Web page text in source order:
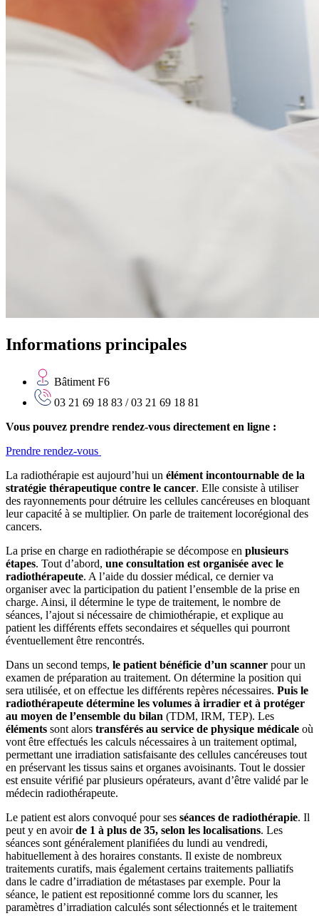
Informations principales
Bâtiment F6
03 21 69 18 83 / 03 21 69 18 81
Vous pouvez prendre rendez-vous directement en ligne :
Prendre rendez-vous
La radiothérapie est aujourd’hui un élément incontournable de la
stratégie thérapeutique contre le cancer. Elle consiste à utiliser
des rayonnements pour détruire les cellules cancéreuses en bloquant
leur capacité à se multiplier. On parle de traitement locorégional des
cancers.
La prise en charge en radiothérapie se décompose en plusieurs
étapes. Tout d’abord, une consultation est organisée avec le
radiothérapeute. A l’aide du dossier médical, ce dernier va
organiser avec la participation du patient l’ensemble de la prise en
charge. Ainsi, il détermine le type de traitement, le nombre de
séances, l’ajout si nécessaire de chimiothérapie, et explique au
patient les différents effets secondaires et séquelles qui pourront
éventuellement être rencontrés.
Dans un second temps, le patient bénéficie d’un scanner pour un
examen de préparation au traitement. On détermine la position qui
sera utilisée, et on effectue les différents repères nécessaires. Puis le
radiothérapeute détermine les volumes à irradier et à protéger
au moyen de l’ensemble du bilan (TDM, IRM, TEP). Les
éléments sont alors transférés au service de physique médicale où
vont être effectués les calculs nécessaires à un traitement optimal,
permettant une irradiation satisfaisante des cellules cancéreuses tout
en préservant les tissus sains et organes avoisinants. Tout le dossier
est ensuite vérifié par plusieurs opérateurs, avant d’être validé par le
médecin radiothérapeute.
Le patient est alors convoqué pour ses séances de radiothérapie. Il
peut y en avoirde 1 à plus de 35, selon les localisations. Les
séances sont généralement planifiées du lundi au vendredi,
habituellement à des horaires constants. Il existe de nombreux
traitements curatifs, mais également certains traitements palliatifs
dans le cadre d’irradiation de métastases par exemple. Pour la
séance, le patient est repositionné comme lors du scanner, les
paramètres d’irradiation calculés sont sélectionnés et le traitement